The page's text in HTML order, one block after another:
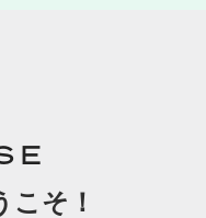
こそ！